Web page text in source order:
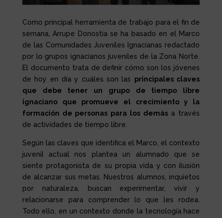
Como principal herramienta de trabajo para el fin de
semana, Arrupe Donostia se ha basado en el Marco
de las Comunidades Juveniles Ignacianas redactado
por lo grupos ignacianos juveniles de la Zona Norte.
El documento trata de definir cómo son los jóvenes
de hoy en día y cuáles son las principales claves
que debe tener un grupo de tiempo libre
ignaciano que promueve el crecimiento y la
formación de personas para los demása través
de actividades de tiempo libre.
Según las claves que identifica el Marco, el contexto
juvenil actual nos plantea un alumnado que se
siente protagonista de su propia vida y con ilusión
de alcanzar sus metas. Nuestros alumnos, inquietos
por naturaleza, buscan experimentar, vivir y
relacionarse para comprender lo que les rodea.
Todo ello, en un contexto donde la tecnología hace